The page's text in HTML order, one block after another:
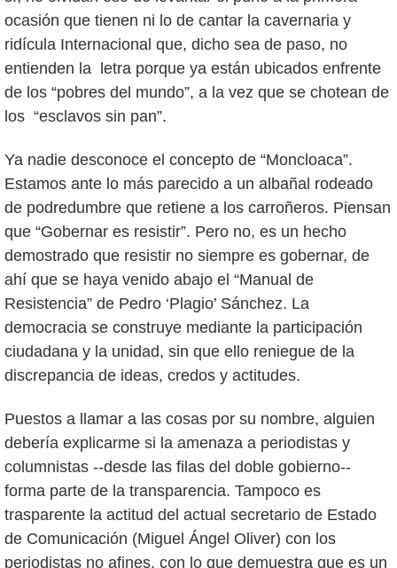
ocasión que tienen ni lo de cantar la cavernaria y
ridícula Internacional que, dicho sea de paso, no
entienden la letra porque ya están ubicados enfrente
de los “pobres del mundo”, a la vez que se chotean de
los “esclavos sin pan”.
Ya nadie desconoce el concepto de “Moncloaca”.
Estamos ante lo más parecido a un albañal rodeado
de podredumbre que retiene a los carroñeros. Piensan
que “Gobernar es resistir”. Pero no, es un hecho
demostrado que resistir no siempre es gobernar, de
ahí que se haya venido abajo el “Manual de
Resistencia” de Pedro ‘Plagio’ Sánchez. La
democracia se construye mediante la participación
ciudadana y la unidad, sin que ello reniegue de la
discrepancia de ideas, credos y actitudes.
Puestos a llamar a las cosas por su nombre, alguien
debería explicarme si la amenaza a periodistas y
columnistas --desde las filas del doble gobierno--
forma parte de la transparencia. Tampoco es
trasparente la actitud del actual secretario de Estado
de Comunicación (Miguel Ángel Oliver) con los
periodistas no afines, con lo que demuestra que es un